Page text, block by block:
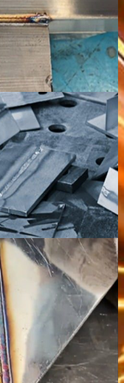
สวยงาม และ
ดำเนินการ
โดยผู้
เชี่ยวชาญ
ข้างหยาบ
และอาจต้อง
มีการตกแต่ง
เพิ่มเติม
แท่งเติมมัก
ใช้งานด้วย
มือ
ลวดเชื่อมจะ
ถูกป้อนอย่าง
ต่อเนื่อง
ต้องใช้ทักษะ
การปฏิบัติ
งานระดับสูง
ทักษะระดับ
ปานกลาง
เป็นไปได้ แต่
ช้ากว่าและ
ซับซ้อนกว่า
เหมาะ
สำหรับงาน
เชื่อมด้วยหุ่น
ยนต์และงาน
เชื่อม
อัตโนมัติ